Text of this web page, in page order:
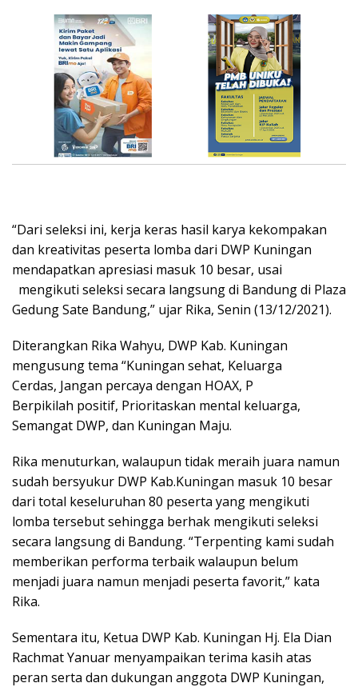
“Dari seleksi ini, kerja keras hasil karya kekompakan
dan kreativitas peserta lomba dari DWP Kuningan
mendapatkan apresiasi masuk 10 besar, usai
mengikuti seleksi secara langsung di Bandung di Plaza
Gedung Sate Bandung,” ujar Rika, Senin (13/12/2021).
Diterangkan Rika Wahyu, DWP Kab. Kuningan
mengusung tema “Kuningan sehat, Keluarga
Cerdas, Jangan percaya dengan HOAX, P
Berpikilah positif, Prioritaskan mental keluarga,
Semangat DWP, dan Kuningan Maju.
Rika menuturkan, walaupun tidak meraih juara namun
sudah bersyukur DWP Kab.Kuningan masuk 10 besar
dari total keseluruhan 80 peserta yang mengikuti
lomba tersebut sehingga berhak mengikuti seleksi
secara langsung di Bandung. “Terpenting kami sudah
memberikan performa terbaik walaupun belum
menjadi juara namun menjadi peserta favorit,” kata
Rika.
Sementara itu, Ketua DWP Kab. Kuningan Hj. Ela Dian
Rachmat Yanuar menyampaikan terima kasih atas
peran serta dan dukungan anggota DWP Kuningan,